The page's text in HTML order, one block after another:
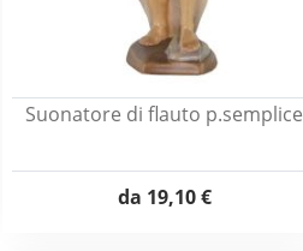
Suonatore di flauto p.semplice
da 19,10 €